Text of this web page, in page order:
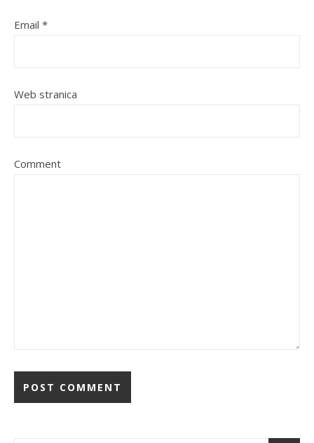
Email *
Web stranica
Comment